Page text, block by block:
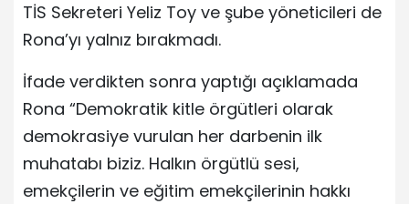
TİS Sekreteri Yeliz Toy ve şube yöneticileri de
Rona’yı yalnız bırakmadı.
İfade verdikten sonra yaptığı açıklamada
Rona “Demokratik kitle örgütleri olarak
demokrasiye vurulan her darbenin ilk
muhatabı biziz. Halkın örgütlü sesi,
emekçilerin ve eğitim emekçilerinin hakkı